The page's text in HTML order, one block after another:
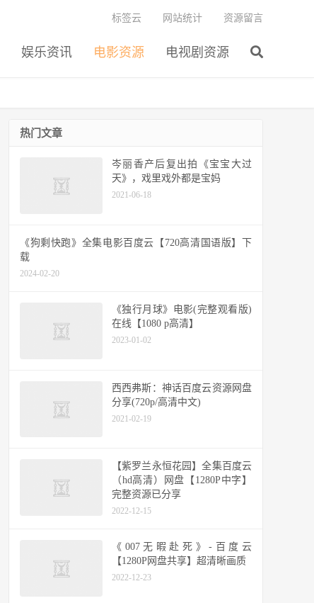
娱乐资讯 电影资源 电视剧资源
标签云 网站统计 资源留言
热门文章
岑丽香产后复出拍《宝宝大过
天》，戏里戏外都是宝妈
2021-06-18
《狗剩快跑》全集电影百度云【720高清国语版】下
载
2024-02-20
《独行月球》电影(完整观看版)
在线【1080 p高清】
2023-01-02
西西弗斯：神话百度云资源网盘
分享(720p/高清中文)
2021-02-19
【紫罗兰永恒花园】全集百度云
（hd高清）网盘【1280P中字】
完整资源已分享
2022-12-15
《007无暇赴死》-百度云
【1280P网盘共享】超清晰画质
2022-12-23